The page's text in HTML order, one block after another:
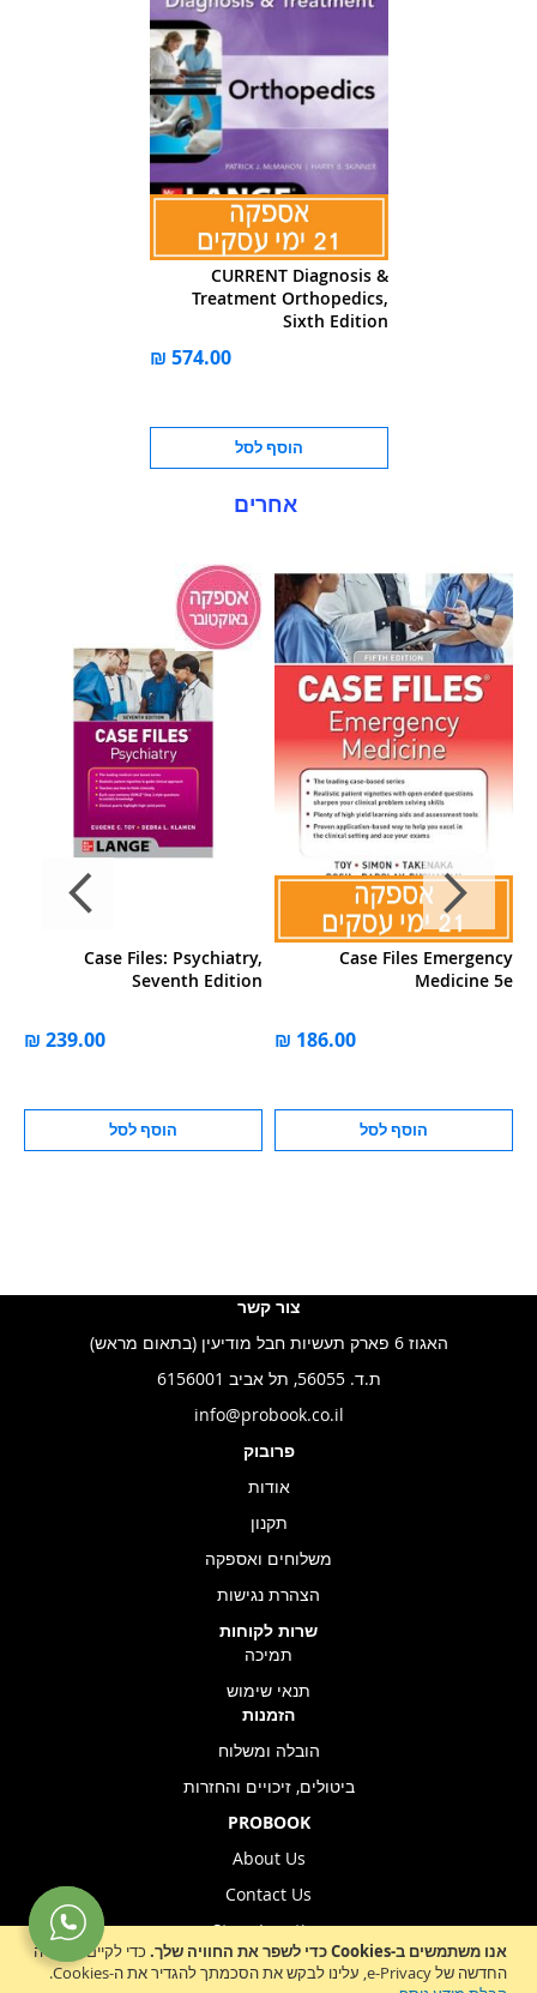
אנו משתמשים ב-Cookies כדי לשפר את החוויה שלך.
כדי לקיים ההנחיה
החדשה של e-Privacy, עלינו לבקש את הסכמתך להגדיר את ה-Cookies.
CURRENT Diagnosis &
Treatment Orthopedics,
Sixth Edition
‏574.00 ‏₪
הוסף לסל
אחרים
Case Files: Psychiatry,
Seventh Edition
הוסף לסל
Case Files Emergency
Medicine 5e
הוסף לסל
צור קשר
האגוז 6 פארק תעשיות חבל מודיעין (בתאום מראש)
ת.ד. 56055, תל אביב 6156001
info@probook.co.il
פרובוק
אודות
תקנון
משלוחים ואספקה
הצהרת נגישות
שרות לקוחות
תמיכה
תנאי שימוש
הזמנות
הובלה ומשלוח
ביטולים, זיכויים והחזרות
PROBOOK
About Us
Contact Us
Store Location